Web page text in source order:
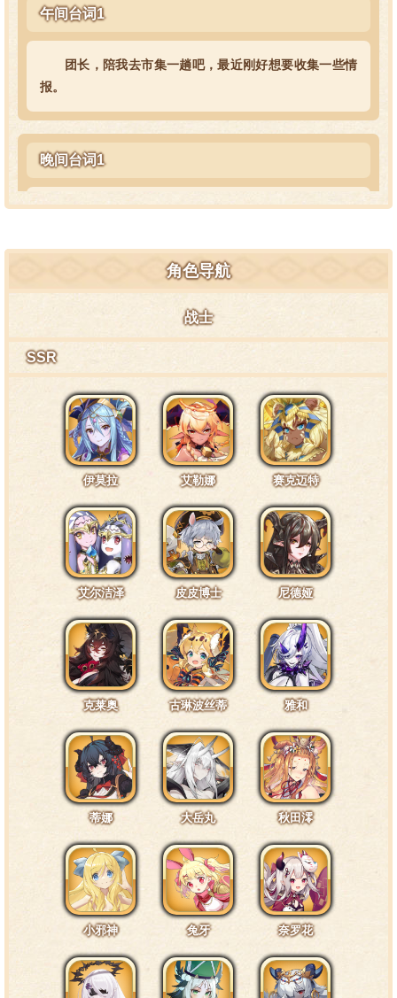
午间台词1
团长，陪我去市集一趟吧，最近刚好想要收集一些情
报。
晚间台词1
夜幕降临了呀，那么也是时候去跟“老朋友”叙叙旧
互动台词2·尾巴1
把手拿开，否则本小姐可就要让你尝尝弩箭的厉害
互动台词3·武器1
有事吗？如果是对本小姐的武器有什么意见的话，不
妨去找一个苹果顶脑袋上试试。
团长？就算再怎么对女孩子的衣服感兴趣，也不可以
用手去摸哦。
互动台词5·通常1
如果只是因为身材娇小就看不起本小姐的话，可是会
吃大亏的。
角色导航
战士
SSR
伊莫拉 艾勒娜 赛克迈特
艾尔洁泽 皮皮博士 尼德娅
克莱奥 古琳波丝蒂 雅和
蒂娜 大岳丸 秋田澪
小邪神 兔牙 奈罗花